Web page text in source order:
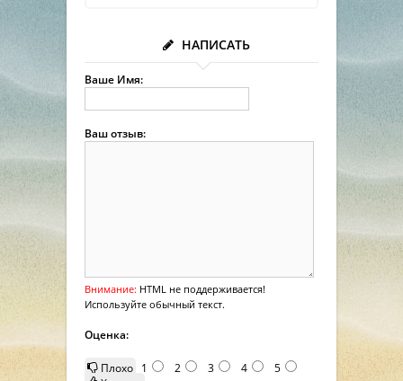
НАПИСАТЬ
Ваше Имя:
Ваш отзыв:
Внимание: HTML не поддерживается!
Используйте обычный текст.
Оценка:
Плохо 1 2 3 4
5